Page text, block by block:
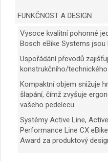
FUNKČNOST A DESIGN
Vysoce kvalitní pohonné
Bosch eBike Systems
Uspořádání převodů
konstrukčního/technického
Kompaktní objem snižuje
šlapání, čímž zvyšuje
vašeho pedelecu.
Systémy Active Line,
Performance Line CX
Award za produktový